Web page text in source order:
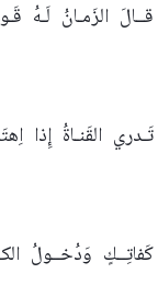
قــالَ الزَمـانُ لَـهُ
تَـدري القَنـاةُ إِذا
كَفاتِــكٍ وَدُخــولُ